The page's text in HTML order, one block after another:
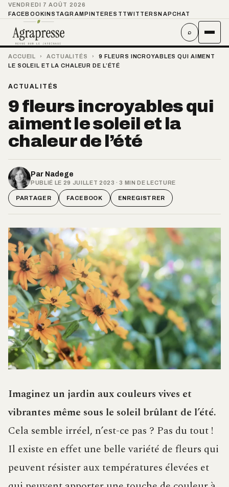
VENDREDI 7 AOÛT 2026
FACEBOOKINSTAGRAMPINTEREST TWITTER SNAPCHAT
⌕
ACCUEIL › ACTUALITÉS ›
9 FLEURS INCROYABLES QUI AIMENT
LE SOLEIL ET LA CHALEUR DE L’ÉTÉ
ACTUALITÉS
9 fleurs incroyables qui
aiment le soleil et la
chaleur de l’été
Par Nadege
PUBLIÉ LE 29 JUILLET 2023 · 3 MIN DE LECTURE
PARTAGER FACEBOOK ENREGISTRER
Imaginez un jardin aux couleurs vives et
vibrantes même sous le soleil brûlant de l’été.
Cela semble irréel, n’est-ce pas ? Pas du tout !
Il existe en effet une belle variété de fleurs qui
peuvent résister aux températures élevées et